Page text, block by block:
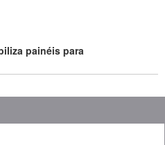
painéis para